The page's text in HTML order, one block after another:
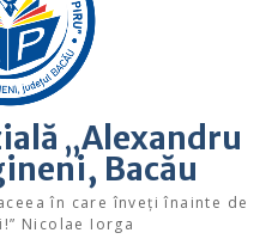
„Alexandru
Bacău
în care înveţi înainte de
Nicolae Iorga